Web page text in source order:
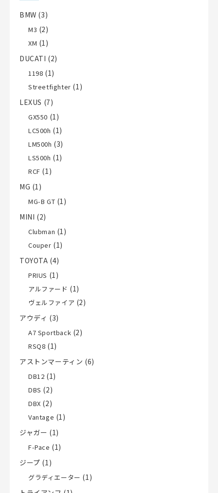
BMW (3)
M3 (2)
XM (1)
DUCATI (2)
1198 (1)
Streetfighter (1)
LEXUS (7)
GX550 (1)
LC500h (1)
LM500h (3)
LS500h (1)
RCF (1)
MG (1)
MG-B GT (1)
MINI (2)
Clubman (1)
Couper (1)
TOYOTA (4)
PRIUS (1)
アルファード (1)
ヴェルファイア (2)
アウディ (3)
A7 Sportback (2)
RSQ8 (1)
アストンマーティン (6)
DB12 (1)
DBS (2)
DBX (2)
Vantage (1)
ジャガー (1)
F-Pace (1)
ジープ (1)
グラディエーター (1)